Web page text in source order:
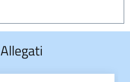
Allegati